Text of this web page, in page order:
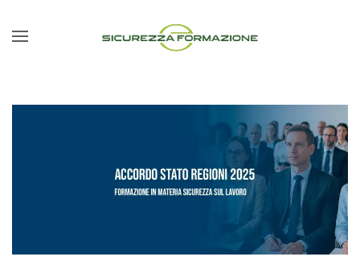
Passa al contenuto principale